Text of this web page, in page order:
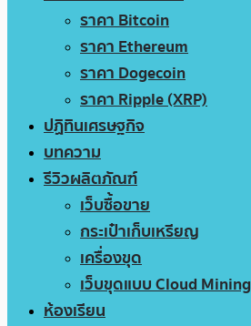
ราคา Bitcoin
ราคา Ethereum
ราคา Dogecoin
ราคา Ripple (XRP)
ปฏิทินเศรษฐกิจ
บทความ
รีวิวผลิตภัณฑ์
เว็บซื้อขาย
กระเป๋าเก็บเหรียญ
เครื่องขุด
เว็บขุดแบบ Cloud Mining
ห้องเรียน